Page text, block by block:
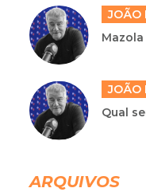
JOÃO
JOÃO
Qual
ARQUIVOS